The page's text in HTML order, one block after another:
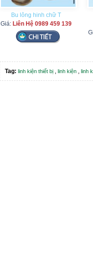
Bu lông hinh chữ T
Giá: Liên Hệ 0989 459 139
Tag: linh kiện thiết bị , linh kiện , linh